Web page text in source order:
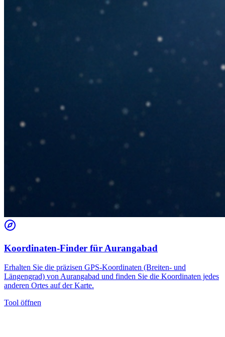
Koordinaten-Finder für Aurangabad
Erhalten Sie die präzisen GPS-Koordinaten (Breiten- und
Längengrad) von Aurangabad und finden Sie die Koordinaten jedes
anderen Ortes auf der Karte.
Tool öffnen